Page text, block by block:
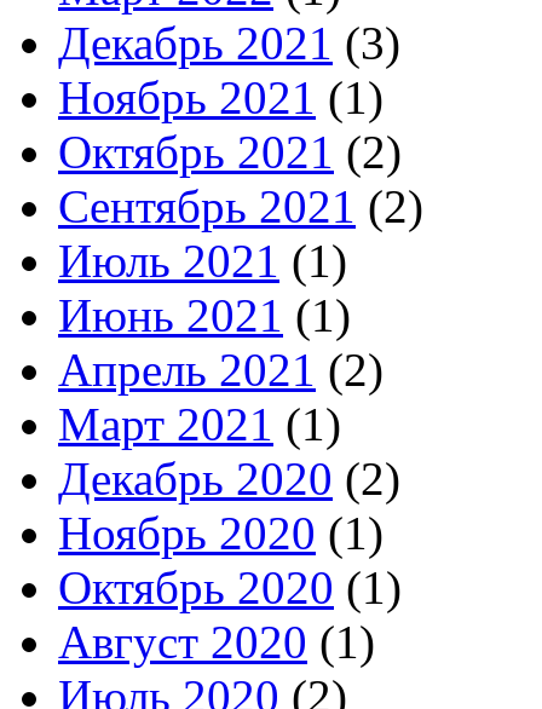
Декабрь 2021 (3)
Ноябрь 2021 (1)
Октябрь 2021 (2)
Сентябрь 2021 (2)
Июль 2021 (1)
Июнь 2021 (1)
Апрель 2021 (2)
Март 2021 (1)
Декабрь 2020 (2)
Ноябрь 2020 (1)
Октябрь 2020 (1)
Август 2020 (1)
Июль 2020 (2)